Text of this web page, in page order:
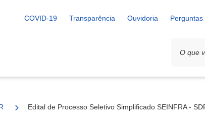
COVID-19 Transparência Ouvidoria
Edital de Processo Seletivo Simplificado SEINFRA -